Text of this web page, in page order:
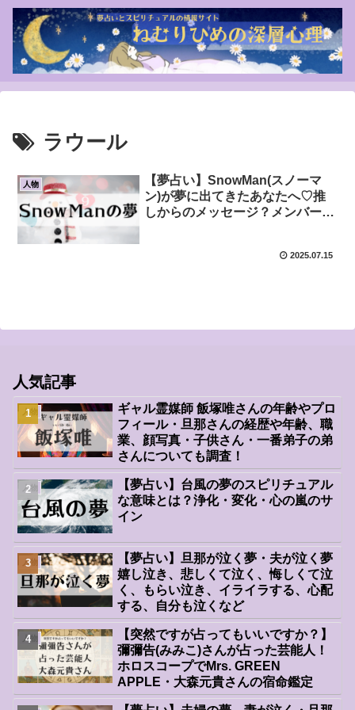
ラウール
人物
【夢占い】SnowMan(スノーマ
ン)が夢に出てきたあなたへ♡推
しからのメッセージ？メンバーカ
2025.07.15
人気記事
人物
ギャル霊媒師 飯塚唯さんの年齢やプロ
フィール・旦那さんの経歴や年齢、職
業、顔写真・子供さん・一番弟子の弟
さんについても調査！
人物
【夢占い】台風の夢のスピリチュアル
な意味とは？浄化・変化・心の嵐のサ
イン
人物
【夢占い】旦那が泣く夢・夫が泣く夢
嬉し泣き、悲しくて泣く、悔しくて泣
く、もらい泣き、イライラする、心配
する、自分も泣くなど
人物
【突然ですが占ってもいいですか？】
彌彌告(みみこ)さんが占った芸能人！
ホロスコープでMrs. GREEN
APPLE・大森元貴さんの宿命鑑定